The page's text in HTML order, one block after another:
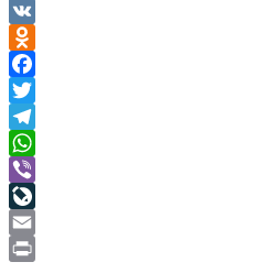
VK
Odnoklassniki
Facebook
Twitter
Telegram
WhatsApp
Viber
LiveJournal
Email